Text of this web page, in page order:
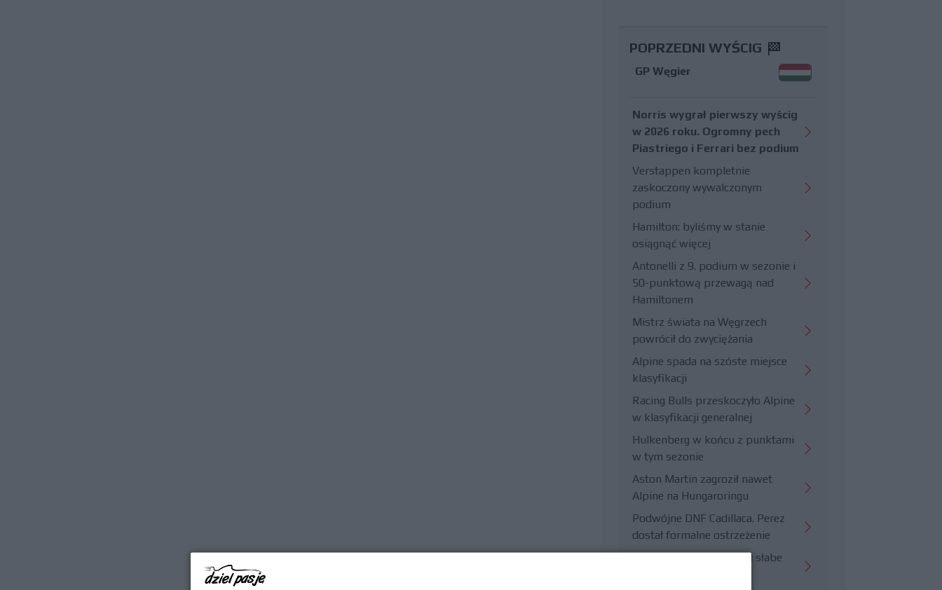
POPRZEDNI WYŚCIG
GP Węgier
Norris wygrał pierwszy wyścig
w 2026 roku. Ogromny pech
Piastriego i Ferrari bez podium
Verstappen kompletnie
zaskoczony wywalczonym
podium
Hamilton: byliśmy w stanie
osiągnąć więcej
Antonelli z 9. podium w sezonie i
50-punktową przewagą nad
Hamiltonem
Mistrz świata na Węgrzech
powrócił do zwyciężania
Alpine spada na szóste miejsce
klasyfikacji
Racing Bulls przeskoczyło Alpine
w klasyfikacji generalnej
Hulkenberg w końcu z punktami
w tym sezonie
Aston Martin zagroził nawet
Alpine na Hungaroringu
Podwójne DNF Cadillaca. Perez
dostał formalne ostrzeżenie
Hungaroring potwierdził słabe